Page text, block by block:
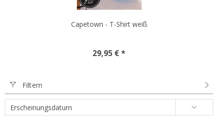
Capetown - T-Shirt weiß
29,95 € *
Filtern